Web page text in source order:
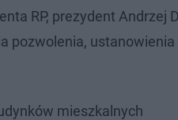
RP, prezydent Andrzej
pozwolenia,
mieszkalnych